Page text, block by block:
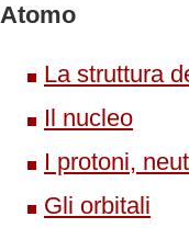
Atomo
La struttura
Il nucleo
I protoni,
Gli orbitali